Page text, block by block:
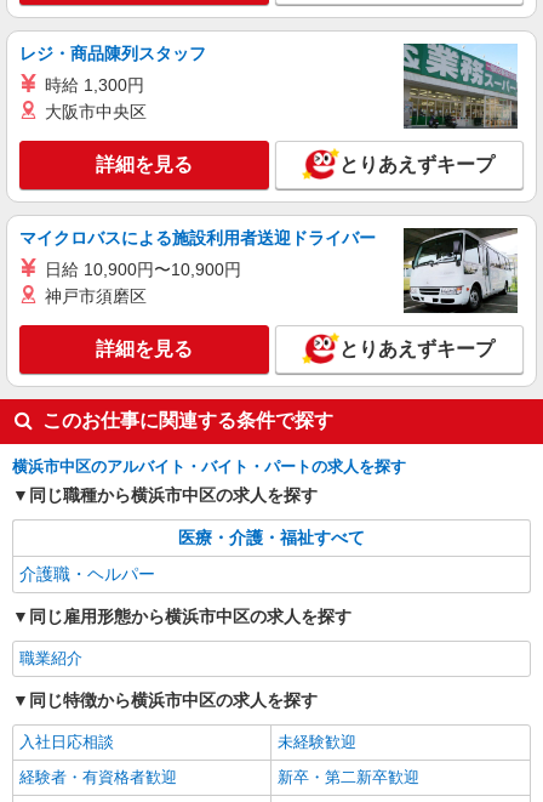
給：200,000円〜220,000円 ・資格手当：10,000〜
30,000円 ・役職手当：10,000〜70,000円 ・処遇改
善手当：20,000〜60,000円（勤続年数、保有資格
により変動） ・固定残業手当：20,000円（10時
間） ※固定残業時間を超過する場合には超過勤務
認知症介護基礎研修 ・初任者研修 ・実務者研修
・介護福祉士 など
キープ 詳細を見る
株式会社kotrio /●YK-H-2067650
向かう先は笑顔の待つ場所！デイサービスのサ
ポート＆送迎STAFF
時給1600円〜2250円 ＜日払い有/週払い有/交
通費全支給(ガソリン代含む)＞
横浜市中区≪最寄駅：根岸駅≫
キープ 詳細を見る
レジ・商品陳列スタッフ
時給 1,300円
大阪市中央区
詳細を見る とりあえずキープ
マイクロバスによる施設利用者送迎ドライバー
日給 10,900円〜10,900円
神戸市須磨区
詳細を見る とりあえずキープ
このお仕事に関連する条件で探す
横浜市中区のアルバイト・バイト・パートの求人を探す
同じ職種から横浜市中区の求人を探す
医療・介護・福祉すべて
介護職・ヘルパー
同じ雇用形態から横浜市中区の求人を探す
職業紹介
同じ特徴から横浜市中区の求人を探す
入社日応相談
未経験歓迎
経験者・有資格者歓迎
新卒・第二新卒歓迎